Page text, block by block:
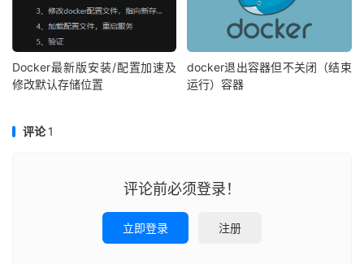
Docker最新版安装/配置加速及
修改默认存储位置
docker退出容器但不关闭（结束
运行）容器
评论1
评论前必须登录！
立即登录 注册